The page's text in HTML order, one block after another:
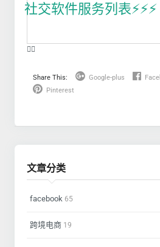
社交软件服务列表⚡️⚡️⚡️
❤️‍🔥
Share This: Google-plus
Pinterest
文章分类
facebook 65
跨境电商 19